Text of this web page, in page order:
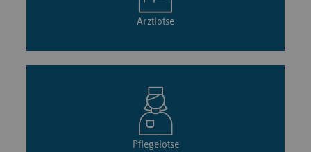
Arztlotse
Pflegelotse